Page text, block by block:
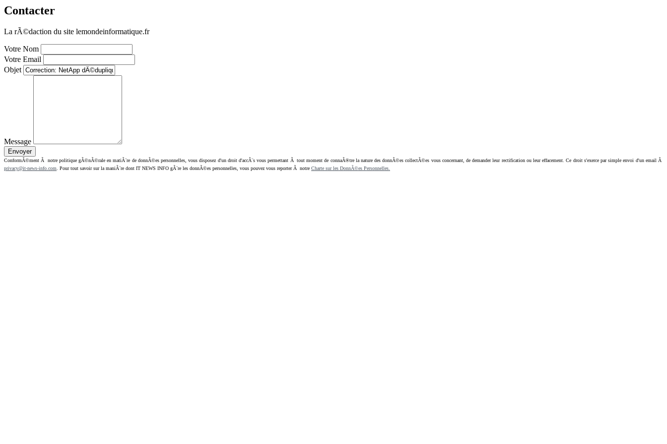
Contacter
La rÃ©daction du site lemondeinformatique.fr
Votre Nom
Votre Email
Objet
Message
ConformÃ©ment Ã notre politique gÃ©nÃ©rale en matiÃ¨re de donnÃ©es personnelles, vous disposez d'un droit d'accÃ¨s vous permettant Ã tout moment de connaÃ®tre la nature des donnÃ©es collectÃ©es vous concernant, de demander leur rectification ou leur effacement. Ce droit s'exerce par simple envoi d'un email Ã
privacy@it-news-info.com . Pour tout savoir sur la maniÃ¨re dont IT NEWS INFO gÃ¨re les donnÃ©es personnelles, vous pouvez vous reporter Ã notre Charte sur les DonnÃ©es Personnelles.